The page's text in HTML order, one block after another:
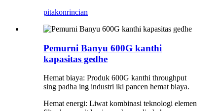
pitakonrincian
Pemurni Banyu 600G kanthi
kapasitas gedhe
Hemat biaya: Produk 600G kanthi throughput
sing padha ing industri iki pancen hemat biaya.
Hemat energi: Liwat kombinasi teknologi elemen